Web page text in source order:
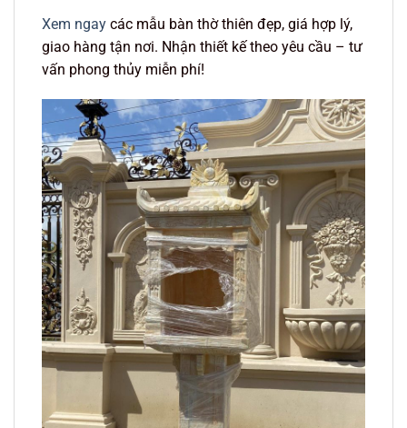
Xem ngay các mẫu bàn thờ thiên đẹp, giá hợp lý,
giao hàng tận nơi. Nhận thiết kế theo yêu cầu – tư
vấn phong thủy miễn phí!